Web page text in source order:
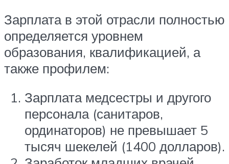
Зарплата в этой отрасли полностью
определяется уровнем
образования, квалификацией, а
также профилем:
Зарплата медсестры и другого
персонала (санитаров,
ординаторов) не превышает 5
тысяч шекелей (1400 долларов).